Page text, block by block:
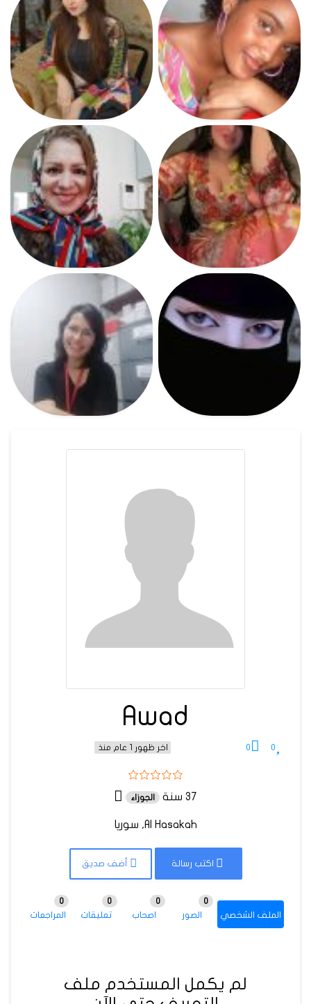
Awad
0
0 اخر ظهور 1 عام منذ
37 سنة الجوزاء
Al Hasakah, سوريا
اكتب رسالة أضف صديق
الملف الشخصي الصور
0
اصحاب
0
تعليقات
0
المراجعات
0
لم يكمل المستخدم ملف